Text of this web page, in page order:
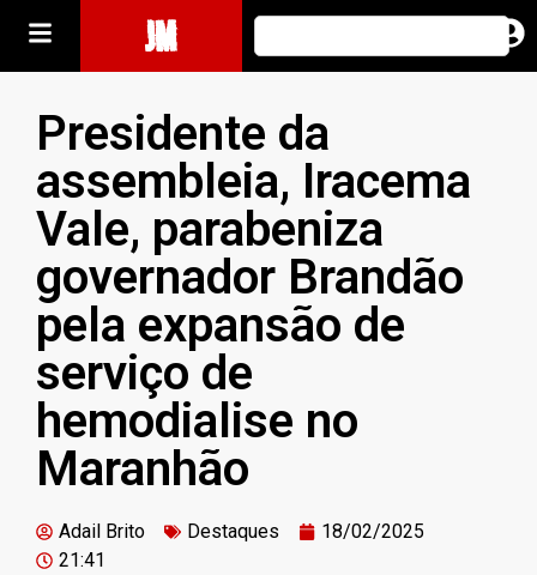
JM
Presidente da
assembleia, Iracema
Vale, parabeniza
governador Brandão
pela expansão de
serviço de
hemodialise no
Maranhão
Adail Brito Destaques
18/02/2025
21:41